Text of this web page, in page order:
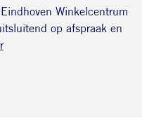
Winkelcentrum
op afspraak en